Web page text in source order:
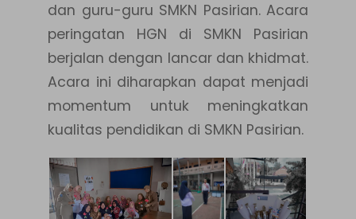
dan guru-guru SMKN Pasirian. Acara
peringatan HGN di SMKN Pasirian
berjalan dengan lancar dan khidmat.
Acara ini diharapkan dapat menjadi
momentum untuk meningkatkan
kualitas pendidikan di SMKN Pasirian.